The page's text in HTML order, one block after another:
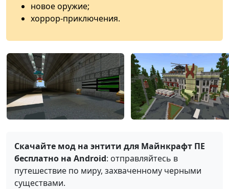
новое оружие;
хоррор-приключения.
Скачайте мод на энтити для Майнкрафт ПЕ
бесплатно на Android: отправляйтесь в
путешествие по миру, захваченному черными
существами.